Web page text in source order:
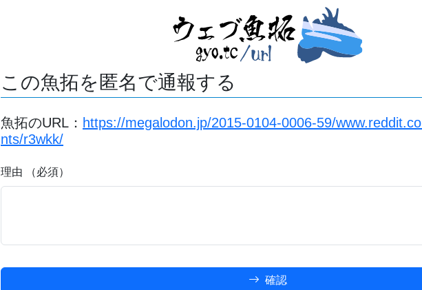
この魚拓を匿名で通報する
魚拓のURL： https://megalodon.jp/2015-0104-0006-59/
nts/r3wkk/
理由 （必須）
確認